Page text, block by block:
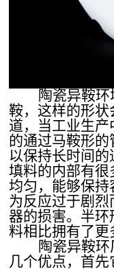
陶瓷异鞍
鞍，这样的形
道，当工业生
的通过马鞍形
以保持长时间的
填料的内部有
均匀，能够保持
为反应过于剧
器的损害。半
料相比拥有了更
陶瓷异鞍
几个优点，首先